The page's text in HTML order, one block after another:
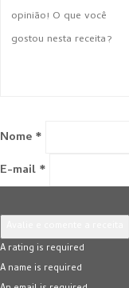
Nome *
E-mail *
A rating is required
A name is required